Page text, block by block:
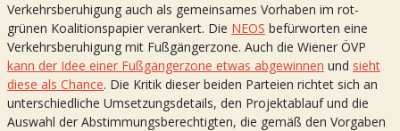
Verkehrsberuhigung auch als gemeinsames Vorhaben im rot-
grünen Koalitionspapier verankert. Die NEOS befürworten eine
Verkehrsberuhigung mit Fußgängerzone. Auch die Wiener ÖVP
kann der Idee einer Fußgängerzone etwas abgewinnen und sieht
diese als Chance. Die Kritik dieser beiden Parteien richtet sich an
unterschiedliche Umsetzungsdetails, den Projektablauf und die
Auswahl der Abstimmungsberechtigten, die gemäß den Vorgaben